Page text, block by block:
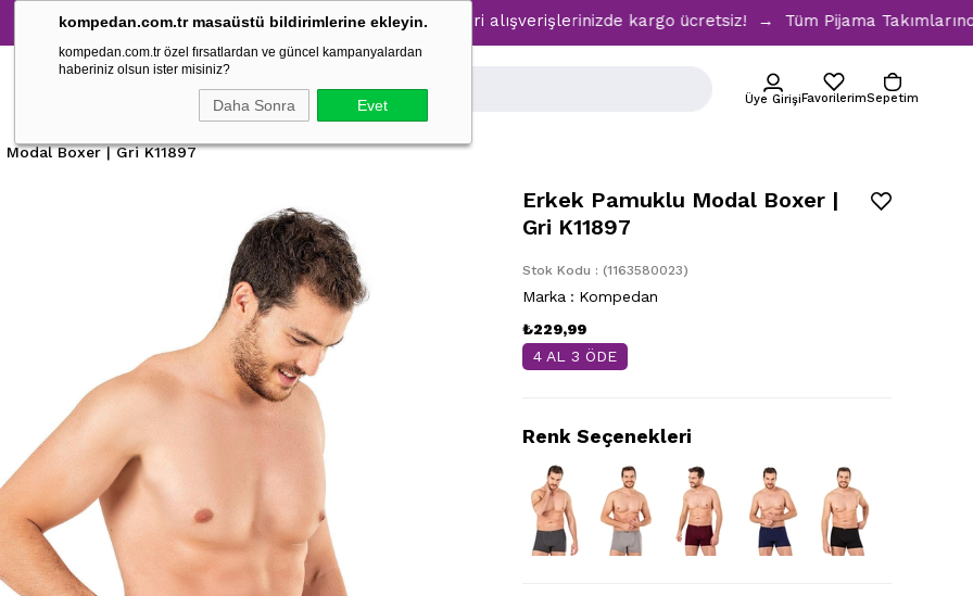
kompedan.com.tr masaüstü bildirimlerine ekleyin.
kompedan.com.tr özel fırsatlardan ve güncel kampanyalardan
haberiniz olsun ister misiniz?
Daha Sonra Evet
Takımlarında %30 İndirim → 1500 TL ve üzeri alışverişlerinizde kargo ücretsiz! → Tüm Pijama Takımlarında
Üye GirişiFavorilerimSepetim
Boxer | Gri K11897
Erkek Pamuklu Modal Boxer |
Gri K11897
Stok Kodu (1163580023)
Marka : Kompedan
₺229,99
4 AL 3 ÖDE
Renk Seçenekleri